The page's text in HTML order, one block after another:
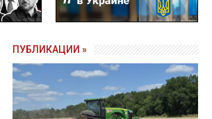
ПУБЛИКАЦИИ »